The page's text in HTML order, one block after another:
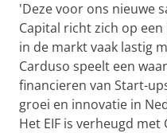
'Deze voor ons nieuwe
Capital richt zich op
in de markt vaak lastig
Carduso speelt een
financieren van Start-
groei en innovatie in
Het EIF is verheugd